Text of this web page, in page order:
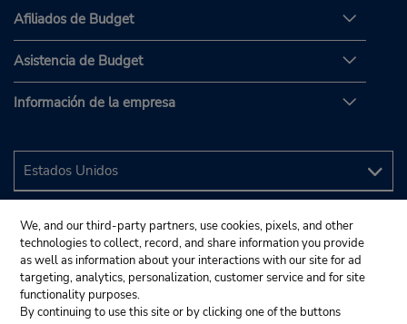
Afiliados de Budget
Asistencia de Budget
Información de la empresa
We, and our third-party partners, use cookies, pixels, and other
technologies to collect, record, and share information you provide
as well as information about your interactions with our site for ad
targeting, analytics, personalization, customer service and for site
functionality purposes.
By continuing to use this site or by clicking one of the buttons